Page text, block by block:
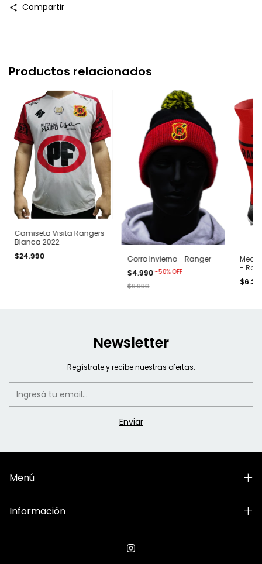
Compartir
Productos relacionados
Camiseta Visita Rangers
Blanca 2022
$24.990
Gorro Invierno - Ranger
$4.990-50%OFF
$9.990
- Rojo
Newsletter
Regístrate y recibe nuestras ofertas.
Menú
Información